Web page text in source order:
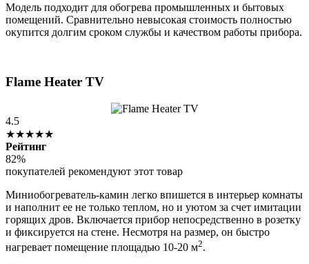
Модель подходит для обогрева промышленных и бытовых
помещений. Сравнительно невысокая стоимость полностью
окупится долгим сроком службы и качеством работы прибора.
Flame Heater TV
4.5
★★★★★
Рейтинг
82%
покупателей рекомендуют этот товар
Миниобогреватель-камин легко впишется в интерьер комнаты
и наполнит ее не только теплом, но и уютом за счет имитации
горящих дров. Включается прибор непосредственно в розетку
и фиксируется на стене. Несмотря на размер, он быстро
нагревает помещение площадью 10-20 м2.